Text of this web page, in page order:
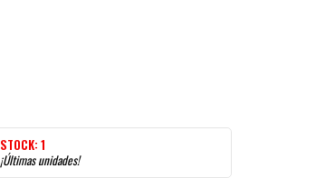
STOCK: 1
¡Últimas unidades!